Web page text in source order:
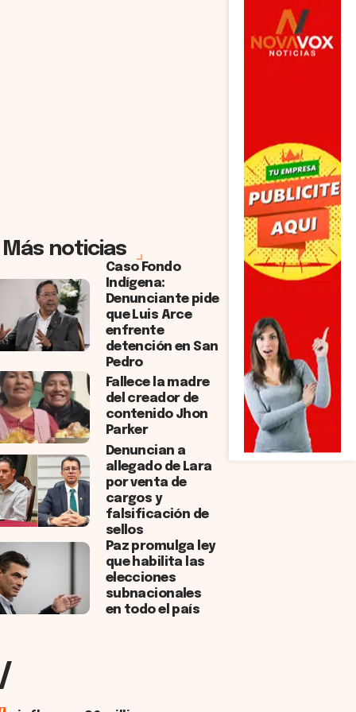
Más noticias
Caso Fondo
Indígena:
Denunciante pide
que Luis Arce
enfrente
detención en San
Pedro
Fallece la madre
del creador de
contenido Jhon
Parker
Denuncian a
allegado de Lara
por venta de
cargos y
falsificación de
sellos
Paz promulga ley
que habilita las
elecciones
subnacionales
en todo el país